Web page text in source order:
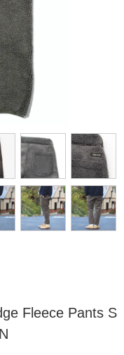
Fleece Pants S